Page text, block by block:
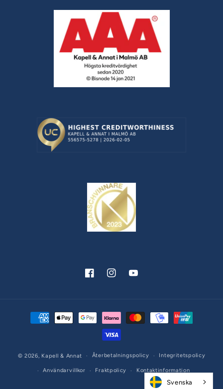
FacebookInstagramYouTube
Betalningsmetoder
© 2026, Kapell & Annat Återbetalningspolicy Integritetspolicy
Användarvillkor Fraktpolicy Kontaktinformation
Svenska